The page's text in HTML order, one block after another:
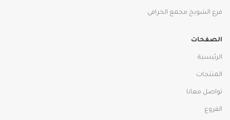
فرع الشويخ مجمع الخرافي
الصفحات
الرئيسية
المنتجات
تواصل معانا
الفروع